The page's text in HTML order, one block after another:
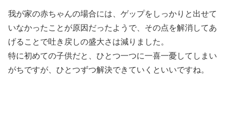
我が家の赤ちゃんの場合には、ゲップをしっかりと出せて
いなかったことが原因だったようで、その点を解消してあ
げることで吐き戻しの盛大さは減りました。
特に初めての子供だと、ひとつ一つに一喜一憂してしまい
がちですが、ひとつずつ解決できていくといいですね。